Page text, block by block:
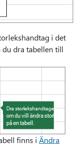
i det
dra tabellen till
finns i Ändra